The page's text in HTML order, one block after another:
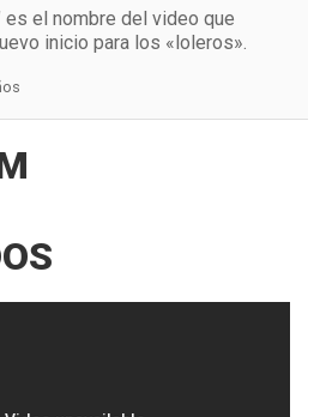
es el nombre del video que
inicio para los «loleros».